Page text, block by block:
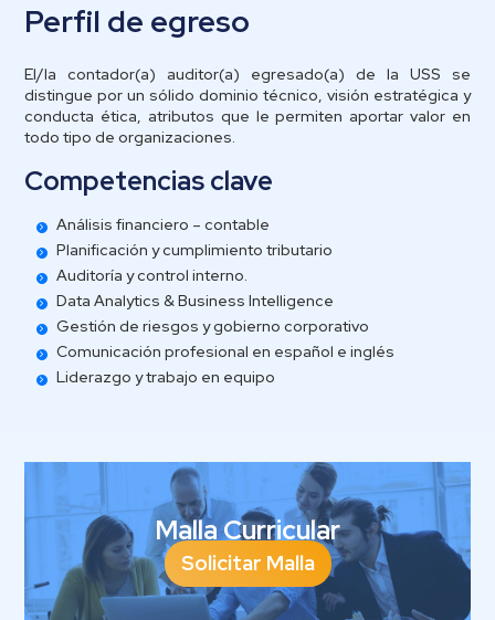
Perfil de egreso
El/la contador(a) auditor(a) egresado(a) de la USS se
distingue por un sólido dominio técnico, visión estratégica y
conducta ética, atributos que le permiten aportar valor en
todo tipo de organizaciones.
Competencias clave
Análisis financiero – contable
Planificación y cumplimiento tributario
Auditoría y control interno.
Data Analytics & Business Intelligence
Gestión de riesgos y gobierno corporativo
Comunicación profesional en español e inglés
Liderazgo y trabajo en equipo
Malla Curricular
Solicitar Malla